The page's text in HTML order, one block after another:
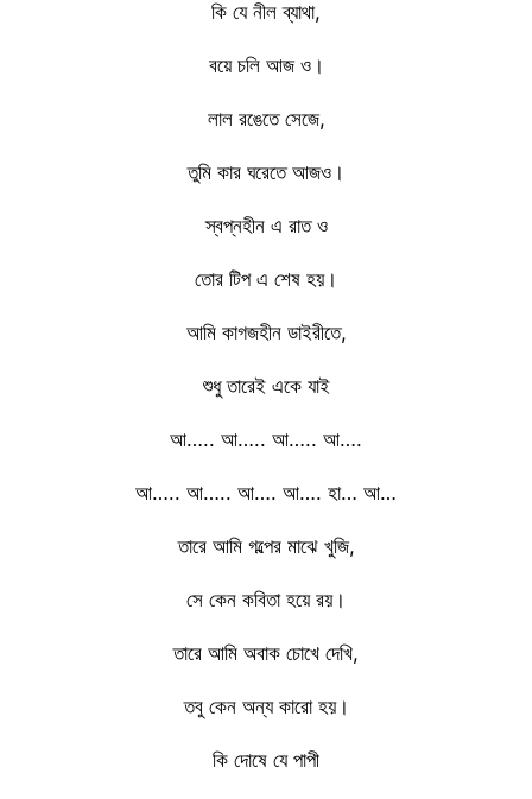
কি যে নীল ব্যাথা,
বয়ে চলি আজ ও।
লাল রঙেতে সেজে,
তুমি কার ঘরেতে আজও।
স্বপ্নহীন এ রাত ও
তোর টিপ এ শেষ হয়।
আমি কাগজহীন ডাইরীতে,
শুধু তারেই একে যাই
আ….. আ….. আ….. আ….
আ….. আ….. আ…. আ…. হা… আ…
তারে আমি গল্পের মাঝে খুজি,
সে কেন কবিতা হয়ে রয়।
তারে আমি অবাক চোখে দেখি,
তবু কেন অন্য কারো হয়।
কি দোষে যে পাপী